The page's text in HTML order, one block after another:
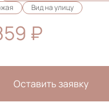
Вид на улицу
₽
Оставить заявку